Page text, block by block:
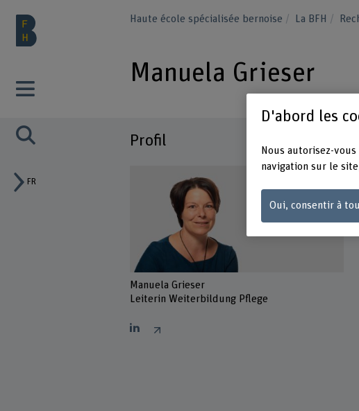
FR
Haute école spécialisée bernoise La BFH
Manuela Grieser
Profil
Manuela Grieser
Leiterin Weiterbildung Pflege
D'abord les
Nous autorisez-
navigation sur le
Oui, consentir à